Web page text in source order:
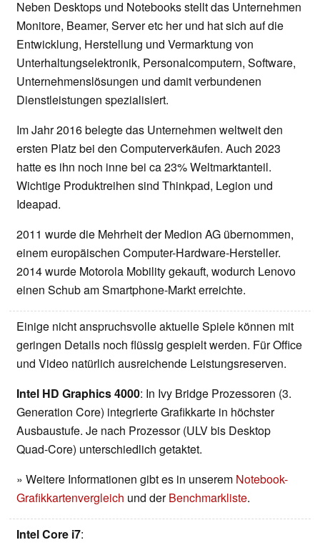
Neben Desktops und Notebooks stellt das Unternehmen
Monitore, Beamer, Server etc her und hat sich auf die
Entwicklung, Herstellung und Vermarktung von
Unterhaltungselektronik, Personalcomputern, Software,
Unternehmenslösungen und damit verbundenen
Dienstleistungen spezialisiert.
Im Jahr 2016 belegte das Unternehmen weltweit den
ersten Platz bei den Computerverkäufen. Auch 2023
hatte es ihn noch inne bei ca 23% Weltmarktanteil.
Wichtige Produktreihen sind Thinkpad, Legion und
Ideapad.
2011 wurde die Mehrheit der Medion AG übernommen,
einem europäischen Computer-Hardware-Hersteller.
2014 wurde Motorola Mobility gekauft, wodurch Lenovo
einen Schub am Smartphone-Markt erreichte.
Einige nicht anspruchsvolle aktuelle Spiele können mit
geringen Details noch flüssig gespielt werden. Für Office
und Video natürlich ausreichende Leistungsreserven.
Intel HD Graphics 4000: In Ivy Bridge Prozessoren (3.
Generation Core) integrierte Grafikkarte in höchster
Ausbaustufe. Je nach Prozessor (ULV bis Desktop
Quad-Core) unterschiedlich getaktet.
» Weitere Informationen gibt es in unserem Notebook-
Grafikkartenvergleich und derBenchmarkliste.
Intel Core i7: